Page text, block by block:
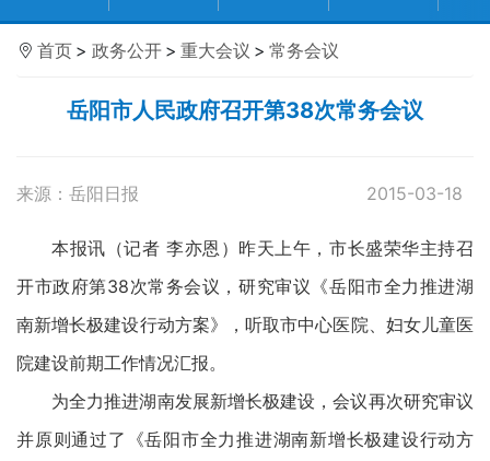
首页 > 政务公开 > 重大会议 > 常务会议
岳阳市人民政府召开第38次常务会议
来源：岳阳日报 2015-03-18
本报讯（记者 李亦恩）昨天上午，市长盛荣华主持召
开市政府第38次常务会议，研究审议《岳阳市全力推进湖
南新增长极建设行动方案》，听取市中心医院、妇女儿童医
院建设前期工作情况汇报。
为全力推进湖南发展新增长极建设，会议再次研究审议
并原则通过了《岳阳市全力推进湖南新增长极建设行动方